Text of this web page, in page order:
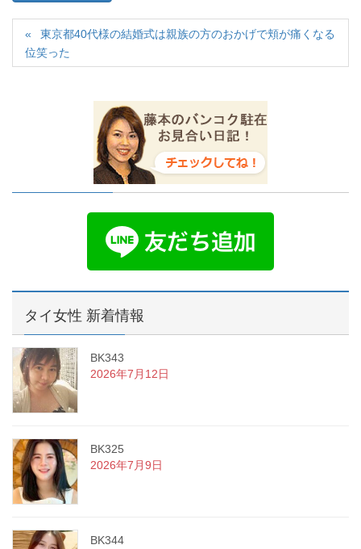
東京都40代様の結婚式は親族の方のおかげで頬が痛くなる
位笑った
タイ女性 新着情報
BK343
2026年7月12日
BK325
2026年7月9日
BK344